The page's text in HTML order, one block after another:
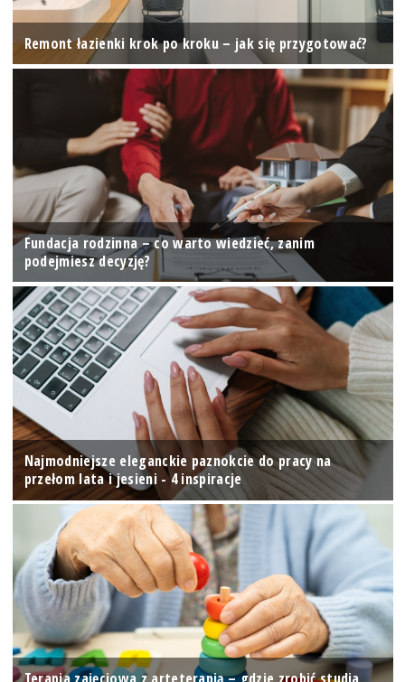
Remont łazienki krok po kroku – jak się przygotować?
Fundacja rodzinna – co warto wiedzieć, zanim
podejmiesz decyzję?
Najmodniejsze eleganckie paznokcie do pracy na
przełom lata i jesieni - 4 inspiracje